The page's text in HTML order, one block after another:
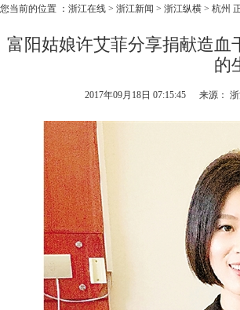
您当前的位置 ： 浙江在线 > 浙江新闻 > 浙江纵横 > 杭州
富阳姑娘许艾菲分享捐献造
的
2017年09月18日 07:15:45 来源：